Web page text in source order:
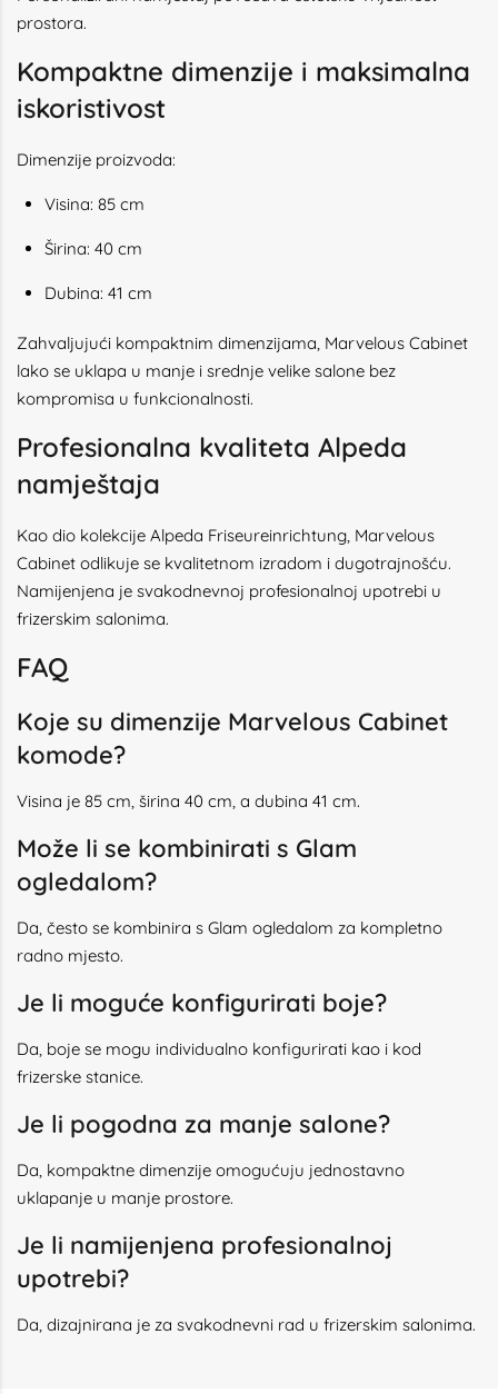
prostora.
Kompaktne dimenzije i maksimalna
iskoristivost
Dimenzije proizvoda:
Visina: 85 cm
Širina: 40 cm
Dubina: 41 cm
Zahvaljujući kompaktnim dimenzijama, Marvelous Cabinet
lako se uklapa u manje i srednje velike salone bez
kompromisa u funkcionalnosti.
Profesionalna kvaliteta Alpeda
namještaja
Kao dio kolekcije Alpeda Friseureinrichtung, Marvelous
Cabinet odlikuje se kvalitetnom izradom i dugotrajnošću.
Namijenjena je svakodnevnoj profesionalnoj upotrebi u
frizerskim salonima.
FAQ
Koje su dimenzije Marvelous Cabinet
komode?
Visina je 85 cm, širina 40 cm, a dubina 41 cm.
Može li se kombinirati s Glam
ogledalom?
Da, često se kombinira s Glam ogledalom za kompletno
radno mjesto.
Je li moguće konfigurirati boje?
Da, boje se mogu individualno konfigurirati kao i kod
frizerske stanice.
Je li pogodna za manje salone?
Da, kompaktne dimenzije omogućuju jednostavno
uklapanje u manje prostore.
Je li namijenjena profesionalnoj
upotrebi?
Da, dizajnirana je za svakodnevni rad u frizerskim salonima.